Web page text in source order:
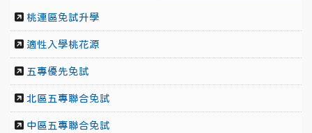
桃連區免試升學
適性入學桃花源
五專優先免試
北區五專聯合免試
中區五專聯合免試